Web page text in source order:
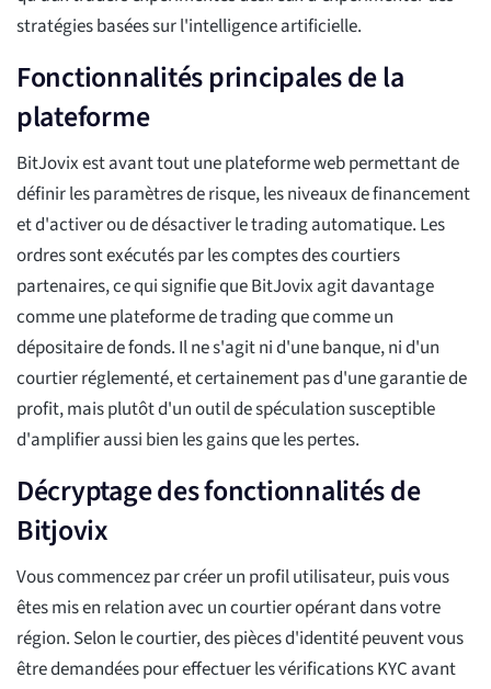
stratégies basées sur l'intelligence artificielle.
Fonctionnalités principales de la
plateforme
BitJovix est avant tout une plateforme web permettant de
définir les paramètres de risque, les niveaux de financement
et d'activer ou de désactiver le trading automatique. Les
ordres sont exécutés par les comptes des courtiers
partenaires, ce qui signifie que BitJovix agit davantage
comme une plateforme de trading que comme un
dépositaire de fonds. Il ne s'agit ni d'une banque, ni d'un
courtier réglementé, et certainement pas d'une garantie de
profit, mais plutôt d'un outil de spéculation susceptible
d'amplifier aussi bien les gains que les pertes.
Décryptage des fonctionnalités de
Bitjovix
Vous commencez par créer un profil utilisateur, puis vous
êtes mis en relation avec un courtier opérant dans votre
région. Selon le courtier, des pièces d'identité peuvent vous
être demandées pour effectuer les vérifications KYC avant